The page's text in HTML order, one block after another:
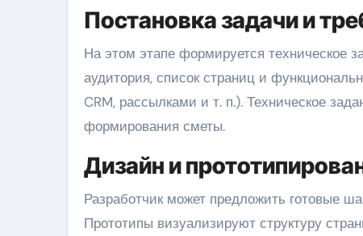
Постановка задачи и
На этом этапе формируется техническое
аудитория, список страниц и
CRM, рассылками и т. п.). Техническое
формирования сметы.
Дизайн и
Разработчик может предложить готовые
Прототипы визуализируют структуру